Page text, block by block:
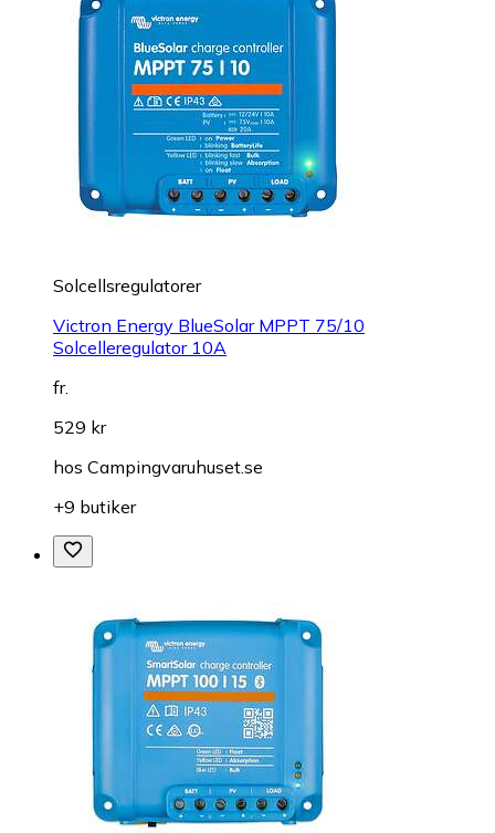
Solcellsregulatorer
Victron Energy BlueSolar MPPT 75/10
Solcelleregulator 10A
fr.
529 kr
hos Campingvaruhuset.se
+9 butiker